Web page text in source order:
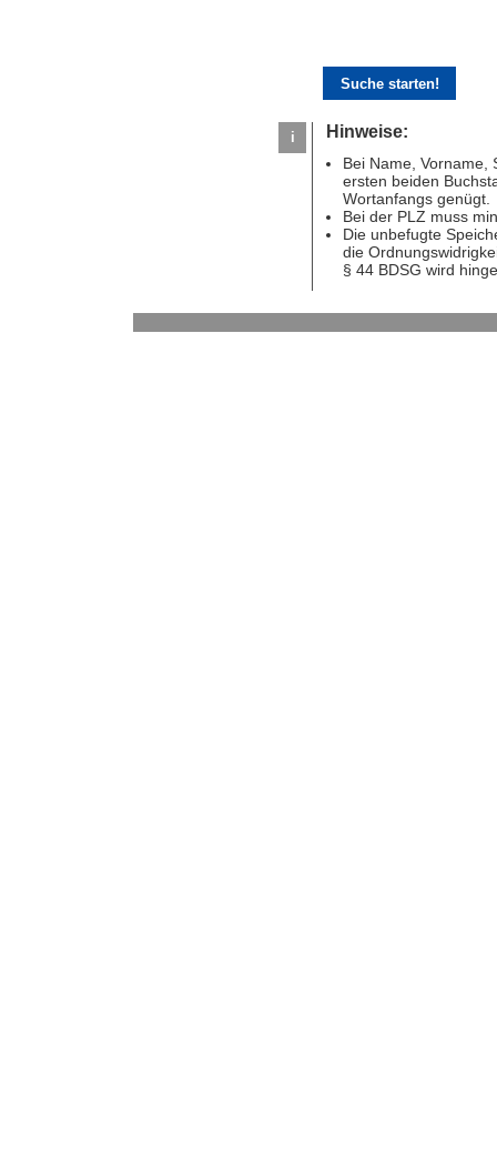
i Hinweise:
Bei Name, Vorname,
ersten beiden
Wortanfangs genügt.
Bei der PLZ muss
Die unbefugte
die
§ 44 BDSG wird